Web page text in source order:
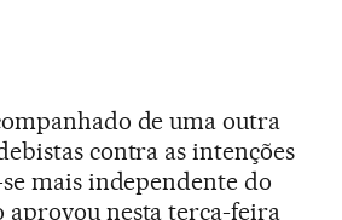
de uma outra
contra as intenções
mais independente do
aprovou nesta terça-feira